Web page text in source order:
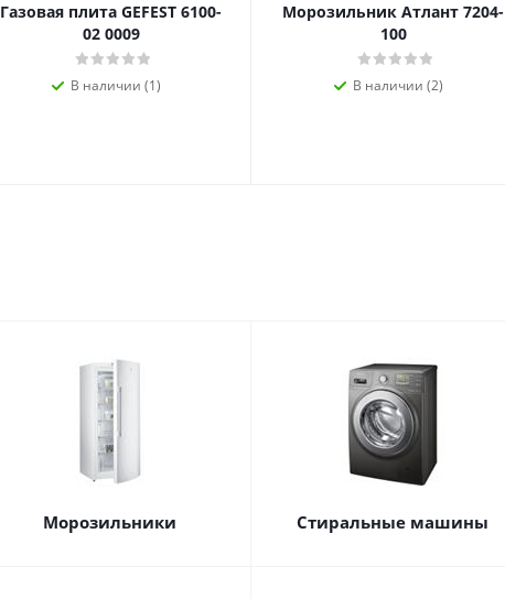
Газовая плита GEFEST 6100-
02 0009
В наличии (1)
Морозильник Атлант 7204-
100
В наличии (2)
Морозильники Стиральные машины